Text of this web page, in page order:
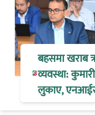
बहसमा खराब
व्यवस्था:
लुकाए,